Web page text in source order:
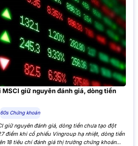
giữ nguyên đánh giá, dòng tiền
60s Chứng khoán
giữ nguyên đánh giá, dòng tiền chưa tạo đột
điểm khi cổ phiếu Vingroup hạ nhiệt, dòng tiền
18 tiêu chí đánh giá thị trường chứng khoán